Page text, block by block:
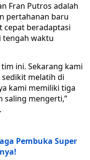
Fran Putros adalah
pertahanan baru
cepat beradaptasi
tengah waktu
ini. Sekarang kami
melatih di
kami memiliki tiga
saling mengerti,”
Pembuka Super